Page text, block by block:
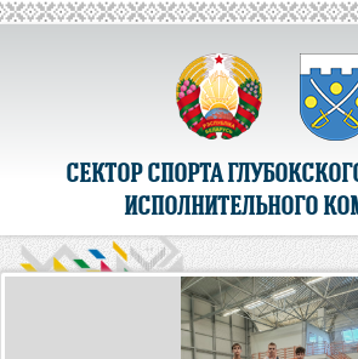
СЕКТОР СПОРТА
ИСПОЛНИТЕЛЬНОГО